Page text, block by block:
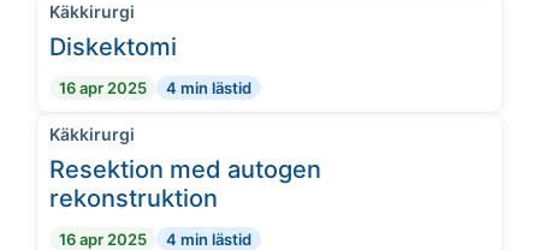
Käkkirurgi
Diskektomi
16 apr 2025 4 min lästid
Käkkirurgi
Resektion med autogen
rekonstruktion
16 apr 2025 4 min lästid